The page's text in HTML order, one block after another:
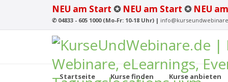
NEU am Start ✪ NEU am Start ✪ NEU
✆04833 - 605 1000 (Mo-Fr: 10-18 Uhr) |
Startseite Kurse finden Kurse anbieten